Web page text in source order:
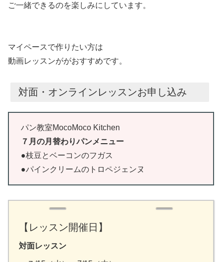
ご一緒できるのを楽しみにしています。
マイペースで作りたい方は
動画レッスンががおすすめです。
対面・オンラインレッスンお申し込み
パン教室MocoMoco Kitchen
７月の月替わりパンメニュー
●枝豆とベーコンのフガス
●パインクリームのトロペジェンヌ
【レッスン開催日】
対面レッスン